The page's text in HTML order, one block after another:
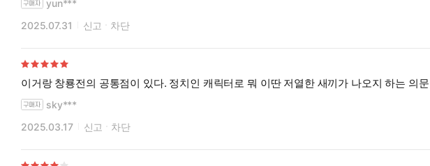
yun***
2025.07.31
신고 차단
이거랑 창룡전의 공통점이 있다. 정치인 캐릭터로 뭐 이딴 저열한 새끼가 나오지 하는 의
sky***
2025.03.17
신고 차단